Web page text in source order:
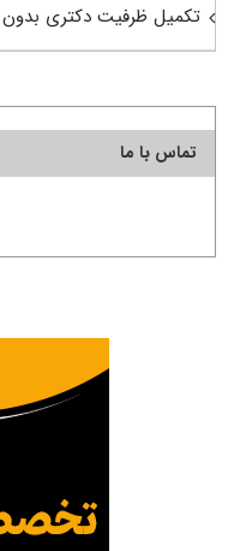
تکمیل ظرفیت دکتری بدون
تماس با ما